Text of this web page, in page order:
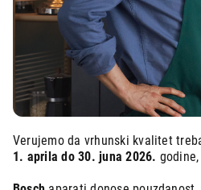
Nega tela, lepota i zdravlje
Sport i putovanje
Sve za kuću i baštu
Verujemo da vrhunski kvalitet
1. aprila do 30. juna 2026.